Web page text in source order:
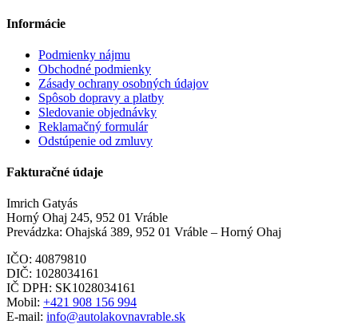
Informácie
Podmienky nájmu
Obchodné podmienky
Zásady ochrany osobných údajov
Spôsob dopravy a platby
Sledovanie objednávky
Reklamačný formulár
Odstúpenie od zmluvy
Fakturačné údaje
Imrich Gatyás
Horný Ohaj 245, 952 01 Vráble
Prevádzka: Ohajská 389, 952 01 Vráble – Horný Ohaj
IČO: 40879810
DIČ: 1028034161
IČ DPH: SK1028034161
Mobil: +421 908 156 994
E-mail: info@autolakovnavrable.sk